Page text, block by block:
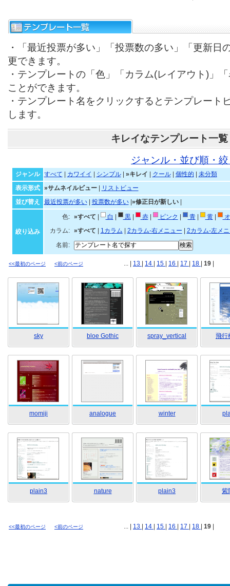
・「最近投票が多い」「投票数の多い」「更新日
更できます。
・テンプレートの「色」「カラム(レイアウト)」
ことができます。
・テンプレート名をクリックするとテンプレート
します。
キレイなテンプレート一覧
ジャンル・並び順・
ジャンル すべて カワイイ シンプル| »キレイ クール| 個性的
未分類
表示形式
»サムネイルビュー|
リストビュー
並び替え
最近投票が多い| 投票数が多い| »修正日が新しい|
絞り込み
色: »すべて 白 黒| 赤| ピンク 青| 黄|
カラム:
»すべて 1カラム 2カラム-右メニュー
2カラム-左メ
名前:
<<最初のページ <前のページ ... | 13 14 15 16 17 18 19
sky bloe Gothic spray_vertical 飛行
momiji analogue winter
plain3 nature plain3 紫
<<最初のページ <前のページ ... | 13 14 15 16 17 18 19